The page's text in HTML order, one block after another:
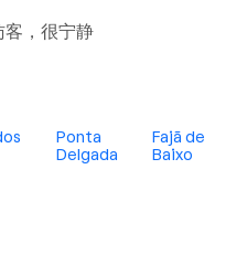
客，很宁静
Ponta
Delgada
Fajã de
Baixo